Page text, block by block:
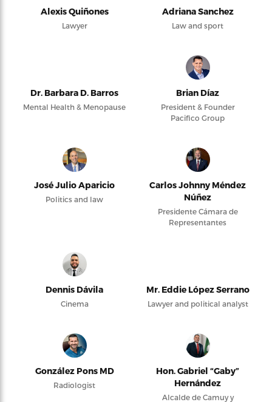
Alexis Quiñones
Lawyer
Adriana Sanchez
Law and sport
Dr. Barbara D. Barros
Mental Health & Menopause
Brian Díaz
President & Founder
Pacifico Group
José Julio Aparicio
Politics and law
Carlos Johnny Méndez
Núñez
Presidente Cámara de
Representantes
Dennis Dávila
Cinema
Mr. Eddie López Serrano
Lawyer and political analyst
González Pons MD
Radiologist
Hon. Gabriel “Gaby”
Hernández
Alcalde de Camuy y